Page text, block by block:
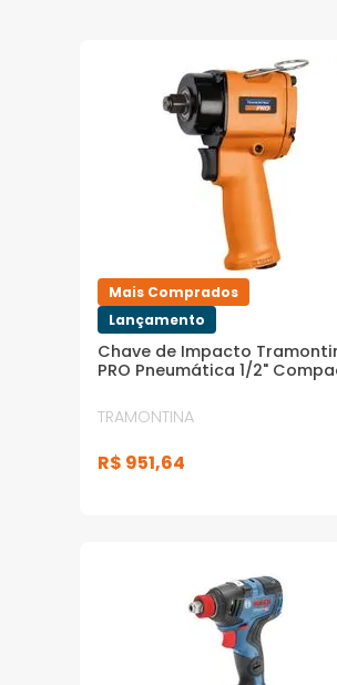
Mais Comprados
Lançamento
Chave de Impacto
PRO Pneumática 1/2"
TRAMONTINA
R$ 951,64